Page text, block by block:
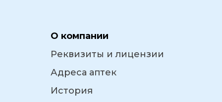
О компании
Реквизиты и лицензии
Адреса аптек
История